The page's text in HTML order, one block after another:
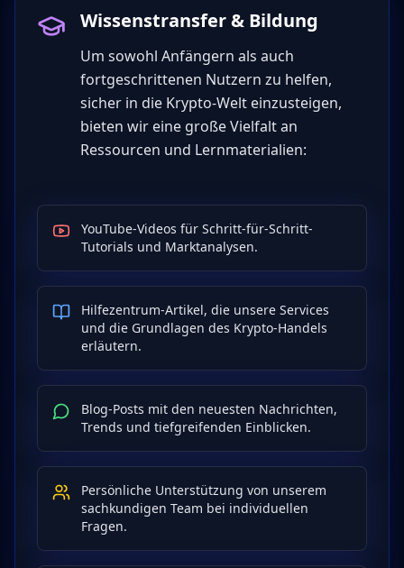
Wissenstransfer & Bildung
Um sowohl Anfängern als auch
fortgeschrittenen Nutzern zu helfen,
sicher in die Krypto-Welt einzusteigen,
bieten wir eine große Vielfalt an
Ressourcen und Lernmaterialien:
YouTube-Videos für Schritt-für-Schritt-
Tutorials und Marktanalysen.
Hilfezentrum-Artikel, die unsere Services
und die Grundlagen des Krypto-Handels
erläutern.
Blog-Posts mit den neuesten Nachrichten,
Trends und tiefgreifenden Einblicken.
Persönliche Unterstützung von unserem
sachkundigen Team bei individuellen
Fragen.